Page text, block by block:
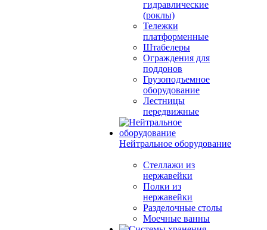
гидравлические
(роклы)
Тележки
платформенные
Штабелеры
Ограждения для
поддонов
Грузоподъемное
оборудование
Лестницы
передвижные
Нейтральное оборудование
Стеллажи из
нержавейки
Полки из
нержавейки
Разделочные столы
Моечные ванны